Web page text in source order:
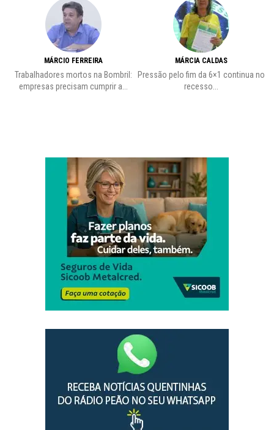
MÁRCIO FERREIRA
Trabalhadores mortos na Bombril:
empresas precisam cumprir a...
MÁRCIA CALDAS
Pressão pelo fim da 6×1 continua no
recesso...